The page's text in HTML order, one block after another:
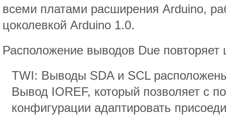
всеми платами расширения Arduino,
цоколевкой Arduino 1.0.
Расположение выводов Due повторяет
TWI: Выводы SDA и SCL
Вывод IOREF, который позволяет с
конфигурации адаптировать